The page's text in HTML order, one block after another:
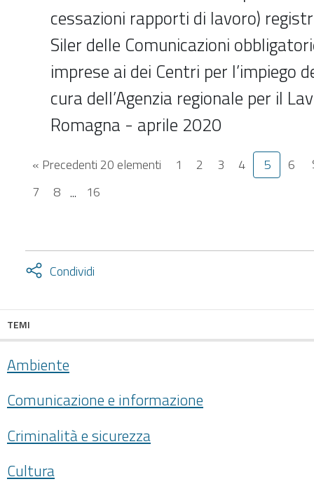
cessazioni rapporti di lavoro)
Siler delle Comunicazioni
imprese ai dei Centri per l’impiego
cura dell’Agenzia regionale per il
Romagna - aprile 2020
« Precedenti 20 elementi 1 2 3 4 5
6
7
8 ... 16
Condividi
Attiva
TEMI
Ambiente
Comunicazione e informazione
Criminalità e sicurezza
Cultura